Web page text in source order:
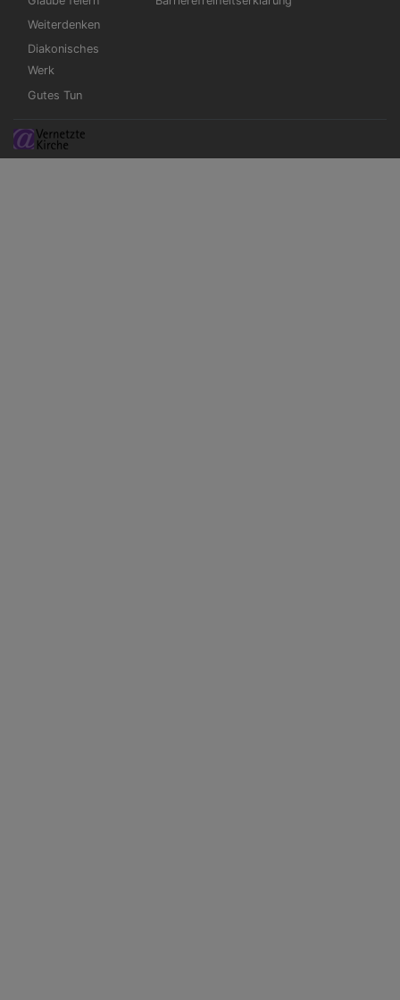
Weiterdenken
Diakonisches
Werk
Gutes Tun